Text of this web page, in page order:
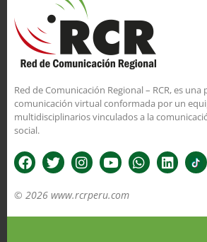
Red de Comunicación Regional – RCR, es
comunicación virtual conformada por un
multidisciplinarios vinculados a la
social.
© 2026 www.rcrperu.com